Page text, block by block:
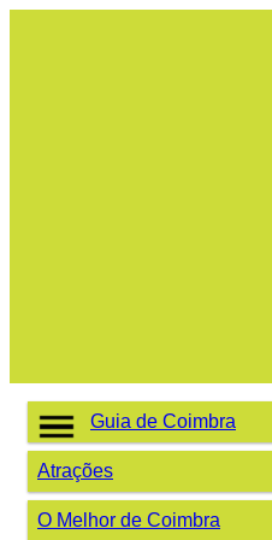
Guia de Coimbra
Atrações
O Melhor de Coimbra